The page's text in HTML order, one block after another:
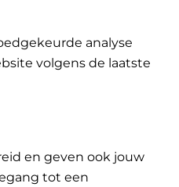
analyse
volgens de laatste
en geven ook jouw
tot een